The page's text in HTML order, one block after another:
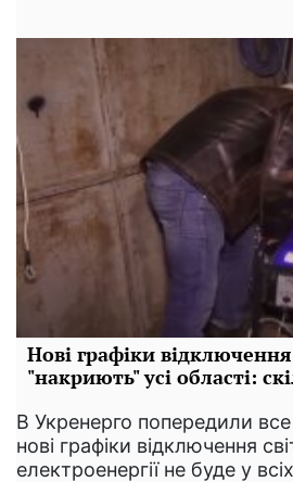
Нові графіки відключення
"накриють" усі області:
В Укренерго попередили
нові графіки відключення
електроенергії не буде у